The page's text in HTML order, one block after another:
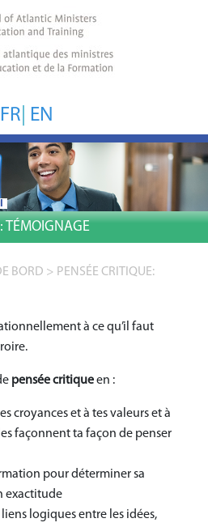
FR EN
TÉMOIGNAGE
BORD > PENSÉE CRITIQUE:
à ce qu’il faut
pensée critiqueen :
croyances et à tes valeurs et à
façonnent ta façon de penser
pour déterminer sa
exactitude
logiques entre les idées,